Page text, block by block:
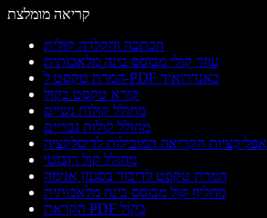
קריאה מומלצת
הכתבה והקלדה קולית
עוזר קולי מבוסס בינה מלאכותית
המרת טקסט ל-PDF באנדרואיד
קורא טקסט בקול
מחולל קולות נשיים
מחולל קולות גבריים
אפליקציות הקריאה המובילות לדיסלקציה
מחולל קול רובוטי
המרת טקסט לדיבור בסגנון אנימה
מחליף קול מבוסס בינה מלאכותית
הקראת PDF בקול